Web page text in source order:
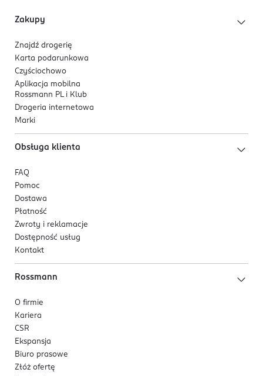
Zakupy
Znajdź drogerię
Karta podarunkowa
Czyściochowo
Aplikacja mobilna
Rossmann PL i Klub
Drogeria internetowa
Marki
Obsługa klienta
FAQ
Pomoc
Dostawa
Płatność
Zwroty i reklamacje
Dostępność usług
Kontakt
Rossmann
O firmie
Kariera
CSR
Ekspansja
Biuro prasowe
Złóż ofertę